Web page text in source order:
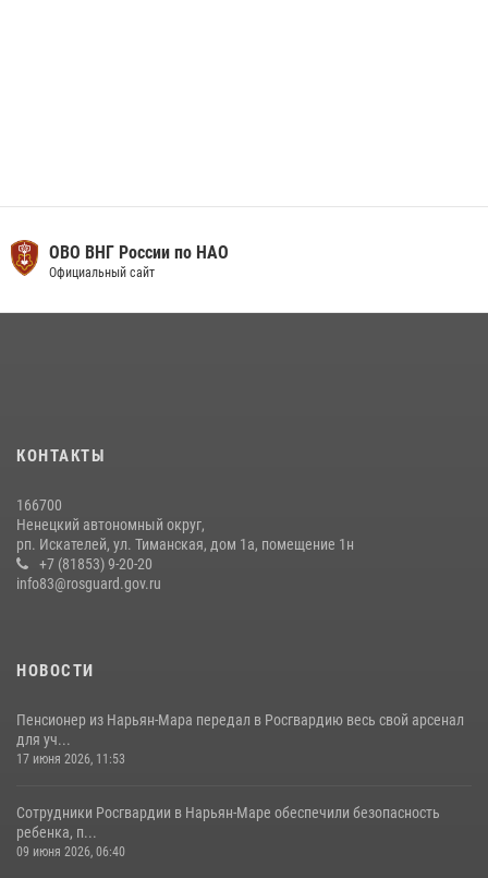
ОВО ВНГ России по НАО
Официальный сайт
КОНТАКТЫ
166700
Ненецкий автономный округ,
рп. Искателей, ул. Тиманская, дом 1а, помещение 1н
+7 (81853) 9-20-20
info83@rosguard.gov.ru
НОВОСТИ
Пенсионер из Нарьян-Мара передал в Росгвардию весь свой арсенал
для уч...
17 июня 2026, 11:53
Сотрудники Росгвардии в Нарьян-Маре обеспечили безопасность
ребенка, п...
09 июня 2026, 06:40